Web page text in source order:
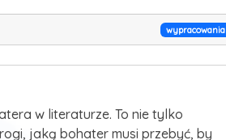
wypracowania
w literaturze. To nie tylko
jaką bohater musi przebyć, by